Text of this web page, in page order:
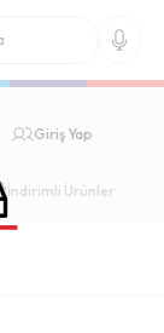
Giriş Yap
İndirimli Ürünler